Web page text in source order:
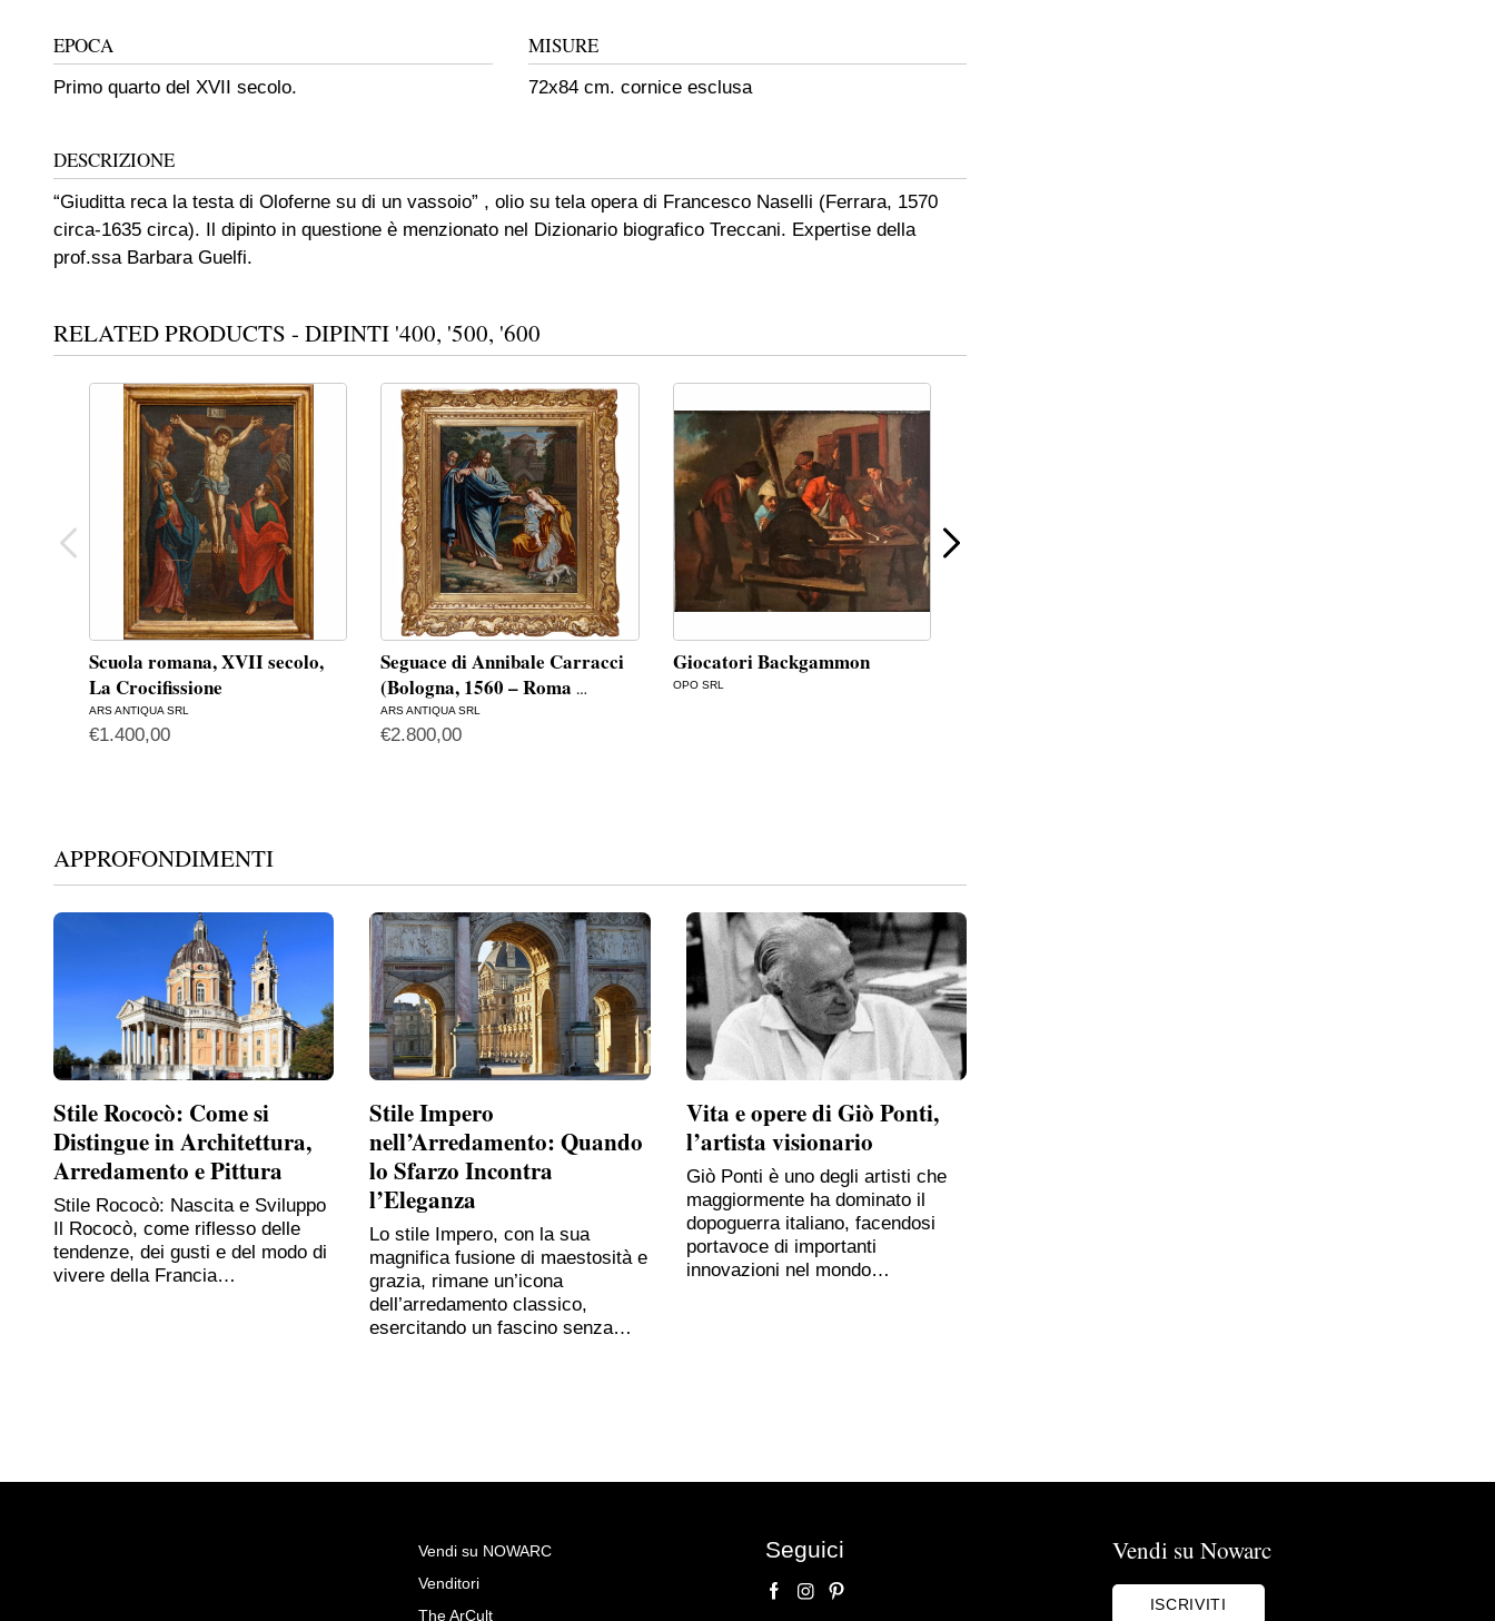
EPOCA
Primo quarto del XVII secolo.
MISURE
72x84 cm. cornice esclusa
DESCRIZIONE
“Giuditta reca la testa di Oloferne su di un vassoio” , olio su tela opera di Francesco Naselli (Ferrara, 1570
circa-1635 circa). Il dipinto in questione è menzionato nel Dizionario biografico Treccani. Expertise della
prof.ssa Barbara Guelfi.
RELATED PRODUCTS - DIPINTI '400, '500, '600
Scuola romana, XVII secolo,
La Crocifissione
ARS ANTIQUA SRL
€1.400,00
Seguace di Annibale Carracci
(Bologna, 1560 – Roma …
ARS ANTIQUA SRL
€2.800,00
Giocatori Backgammon
OPO SRL
APPROFONDIMENTI
Stile Rococò: Come si
Distingue in Architettura,
Arredamento e Pittura
Stile Rococò: Nascita e Sviluppo
Il Rococò, come riflesso delle
tendenze, dei gusti e del modo di
vivere della Francia…
Stile Impero
nell’Arredamento: Quando
lo Sfarzo Incontra
l’Eleganza
Lo stile Impero, con la sua
magnifica fusione di maestosità e
grazia, rimane un’icona
dell’arredamento classico,
esercitando un fascino senza…
Vita e opere di Giò Ponti,
l’artista visionario
Giò Ponti è uno degli artisti che
maggiormente ha dominato il
dopoguerra italiano, facendosi
portavoce di importanti
innovazioni nel mondo…
Richiedi Maggiori Info su
Vendi su NOWARC
Venditori
The ArCult
Seguici Vendi su Nowarc
ISCRIVITI